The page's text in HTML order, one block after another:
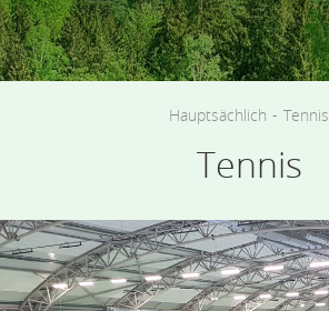
Hauptsächlich - Tennis
Tennis